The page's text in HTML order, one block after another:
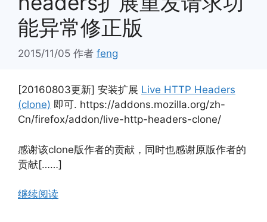
能异常修正版
2015/11/05 作者 feng
[20160803更新] 安装扩展 Live HTTP Headers
(clone) 即可. https://addons.mozilla.org/zh-
Cn/firefox/addon/live-http-headers-clone/
感谢该clone版作者的贡献，同时也感谢原版作者的
贡献[……]
继续阅读